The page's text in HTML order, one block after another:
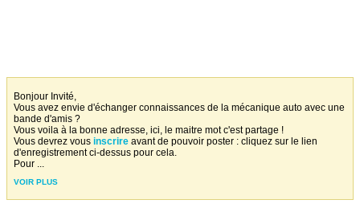
Bonjour Invité,
Vous avez envie d'échanger connaissances de la mécanique auto avec une
bande d'amis ?
Vous voila à la bonne adresse, ici, le maitre mot c'est partage !
Vous devrez vous inscrire avant de pouvoir poster : cliquez sur le lien
d'enregistrement ci-dessus pour cela.
Pour ...
VOIR PLUS